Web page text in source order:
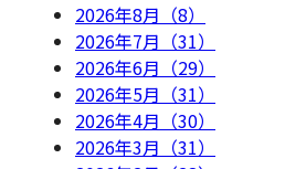
2026年8月（8）
2026年7月（31）
2026年6月（29）
2026年5月（31）
2026年4月（30）
2026年3月（31）